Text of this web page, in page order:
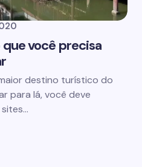
você precisa
destino turístico do
para lá, você deve